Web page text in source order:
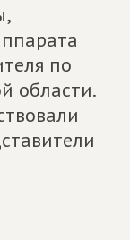
по
области.